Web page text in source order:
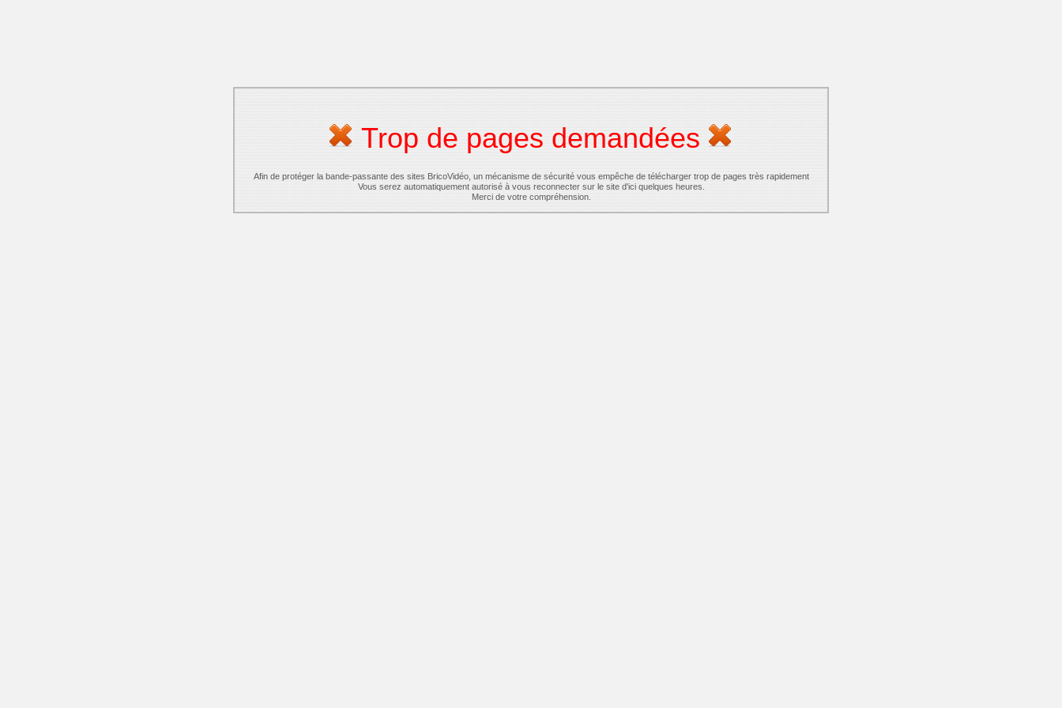
Trop de pages demandées
Afin de protéger la bande-passante des sites BricoVidéo, un mécanisme de sécurité vous empêche de télécharger trop de pages très rapidement
Vous serez automatiquement autorisé à vous reconnecter sur le site d'ici quelques heures.
Merci de votre compréhension.